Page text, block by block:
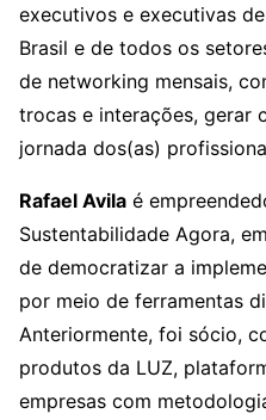
executivos e executivas
Brasil e de todos os
de networking mensais,
trocas e interações, gerar
jornada dos(as)
Rafael Avila é
Sustentabilidade Agora,
de democratizar a
por meio de ferramentas
Anteriormente, foi sócio,
produtos da LUZ,
empresas com